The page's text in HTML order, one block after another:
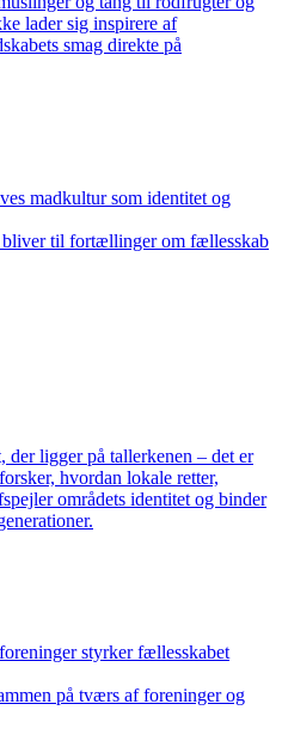
lader sig inspirere af
smag direkte på
madkultur som identitet og
til fortællinger om fællesskab
der ligger på tallerkenen – det er
hvordan lokale retter,
områdets identitet og binder
styrker fællesskabet
på tværs af foreninger og